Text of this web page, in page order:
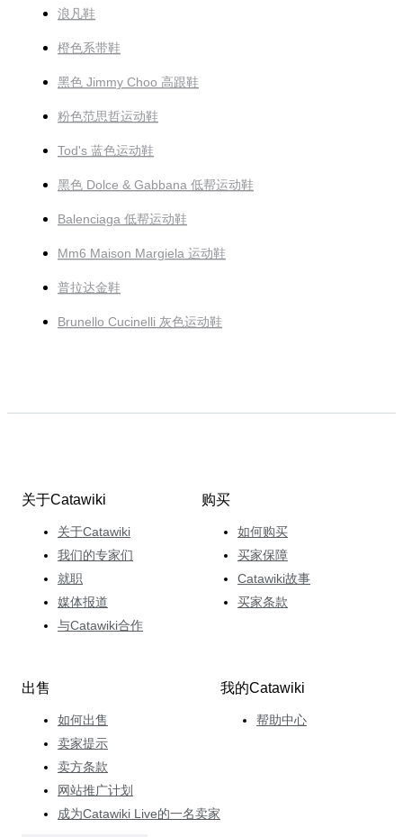
浪凡鞋
橙色系带鞋
黑色 Jimmy Choo 高跟鞋
粉色范思哲运动鞋
Tod's 蓝色运动鞋
黑色 Dolce & Gabbana 低帮运动鞋
Balenciaga 低帮运动鞋
Mm6 Maison Margiela 运动鞋
普拉达金鞋
Brunello Cucinelli 灰色运动鞋
关于Catawiki
关于Catawiki
我们的专家们
就职
媒体报道
与Catawiki合作
购买
如何购买
买家保障
Catawiki故事
买家条款
出售
如何出售
卖家提示
卖方条款
网站推广计划
成为Catawiki Live的一名卖家
我的Catawiki
帮助中心